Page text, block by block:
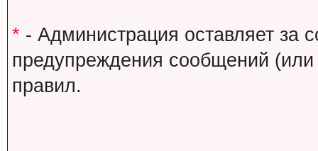
* - Администрация оставляет за
предупреждения сообщений
правил.